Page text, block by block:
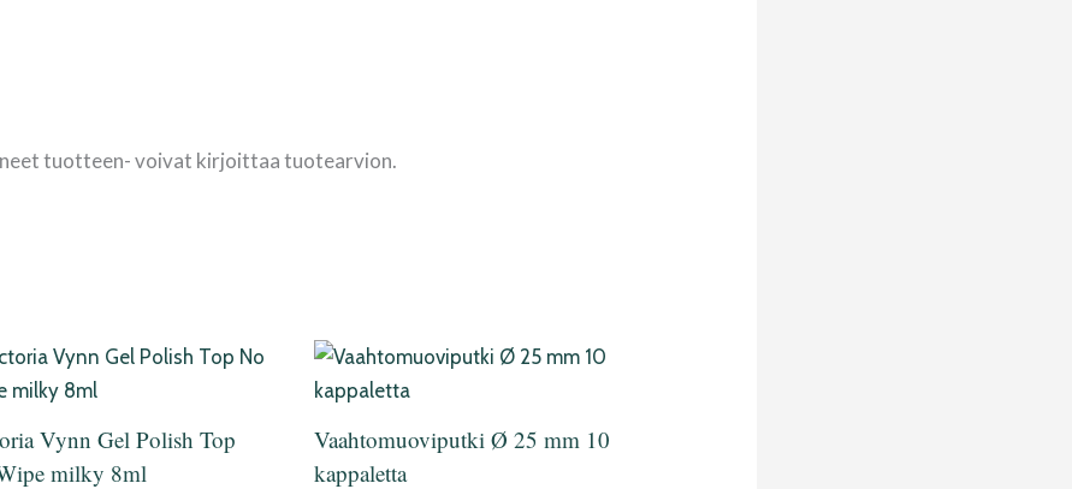
tuotteen- voivat kirjoittaa tuotearvion.
Vynn Gel Polish Top
milky 8ml
Vaahtomuoviputki Ø 25 mm 10
kappaletta